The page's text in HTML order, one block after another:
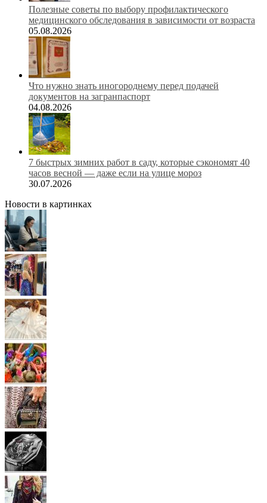
Полезные советы по выбору профилактического
медицинского обследования в зависимости от возраста
05.08.2026
Что нужно знать иногороднему перед подачей
документов на загранпаспорт
04.08.2026
7 быстрых зимних работ в саду, которые сэкономят 40
часов весной — даже если на улице мороз
30.07.2026
Новости в картинках